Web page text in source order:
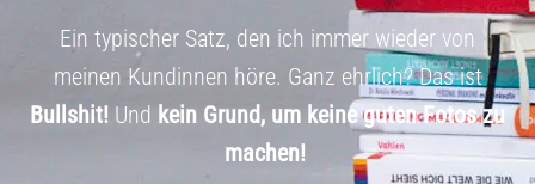
Ein typischer Satz, den ich immer wieder von
meinen Kundinnen höre. Ganz ehrlich? Das ist
Bullshit! Und kein Grund, um keine guten Fotos zu
machen!